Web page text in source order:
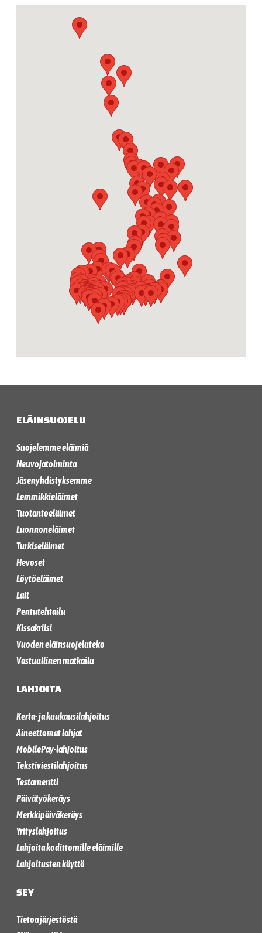
Etelä-Savo
Keski-Pohjanmaa
ELÄINSUOJELU
Suojelemme eläimiä
Neuvojatoiminta
Jäsenyhdistyksemme
Lemmikkieläimet
Tuotantoeläimet
Luonnoneläimet
Turkiseläimet
Hevoset
Löytöeläimet
Lait
Pentutehtailu
Kissakriisi
Vuoden eläinsuojeluteko
Vastuullinen matkailu
LAHJOITA
Kerta- ja kuukausilahjoitus
Aineettomat lahjat
MobilePay-lahjoitus
Tekstiviestilahjoitus
Testamentti
Päivätyökeräys
Merkkipäiväkeräys
Yrityslahjoitus
Lahjoita kodittomille eläimille
Lahjoitusten käyttö
SEY
Tietoa järjestöstä